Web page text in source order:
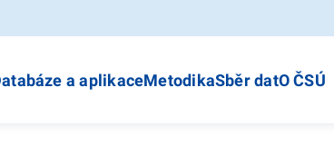
a aplikaceMetodikaSběr datO ČSÚ